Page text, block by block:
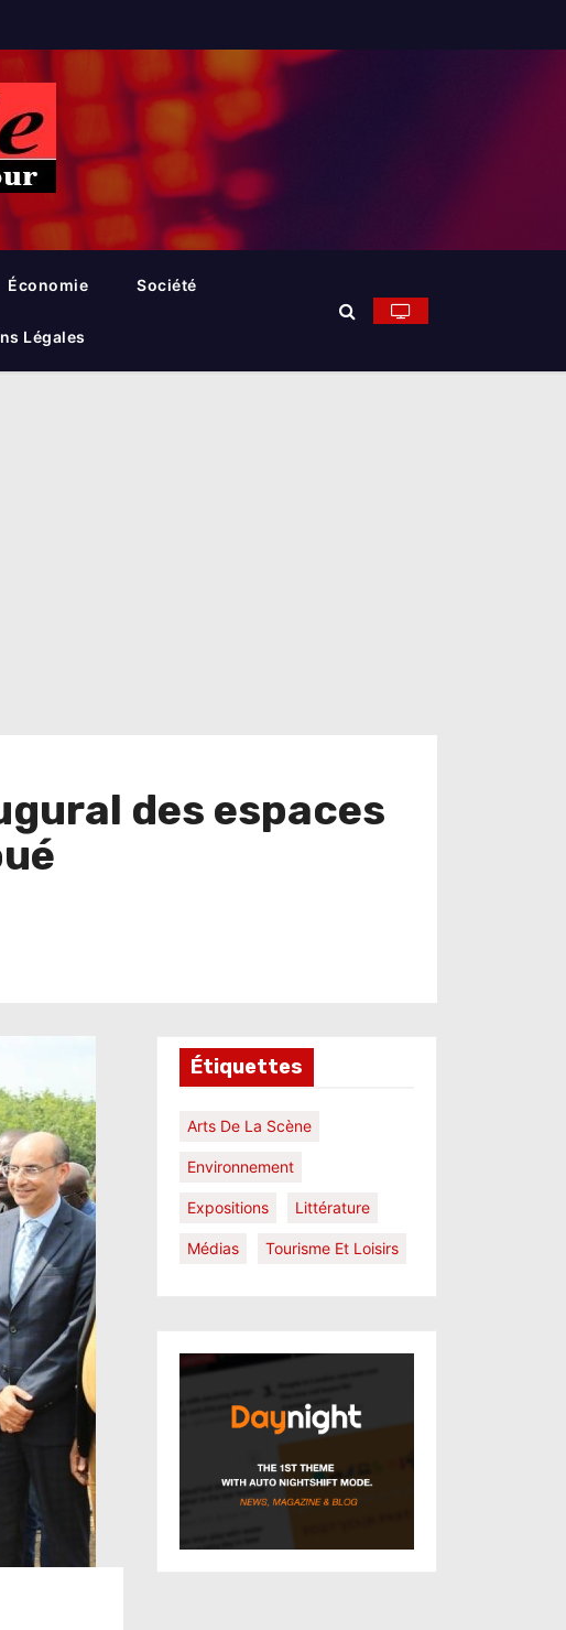
Économie Société
Légales
des espaces
Étiquettes
Arts De La Scène
Environnement
Expositions Littérature
Médias Tourisme Et Loisirs